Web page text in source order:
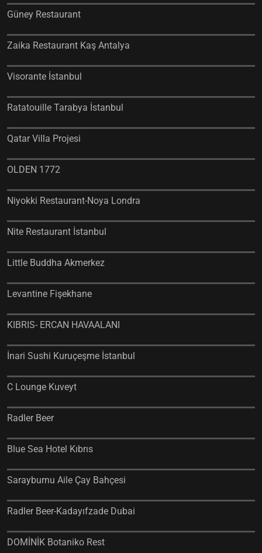
Güney Restaurant
Zaika Restaurant Kaş Antalya
Visorante İstanbul
Ratatouille Tarabya İstanbul
Qatar Villa Projesi
OLDEN 1772
Niyokki Restaurant-Noya Londra
Nite Restaurant İstanbul
Little Buddha Akmerkez
Levantine Fişekhane
KIBRIS- ERCAN HAVAALANI
İnari Sushi Kuruçeşme İstanbul
C Lounge Kuveyt
Radler Beer
Blue Sea Hotel Kıbrıs
Sarayburnu Aile Çay Bahçesi
Radler Beer-Kadayıfzade Dubai
DOMİNİK Botaniko Rest